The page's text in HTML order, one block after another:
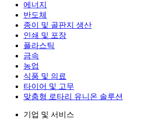
에너지
반도체
종이 및 골판지 생산
인쇄 및 포장
플라스틱
금속
농업
식품 및 의료
타이어 및 고무
맞춤형 로타리 유니온 솔루션
기업 및 서비스